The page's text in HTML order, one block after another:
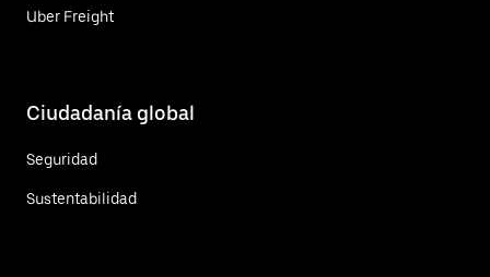
Uber Freight
Ciudadanía global
Seguridad
Sustentabilidad